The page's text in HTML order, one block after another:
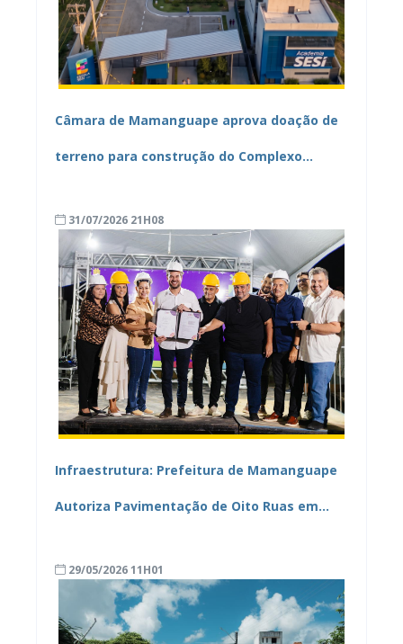
Câmara de Mamanguape aprova doação de
terreno para construção do Complexo
31/07/2026 21H08
Infraestrutura: Prefeitura de Mamanguape
Autoriza Pavimentação de Oito Ruas em
29/05/2026 11H01